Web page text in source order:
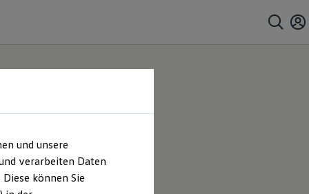
und unsere
verarbeiten Daten
können Sie